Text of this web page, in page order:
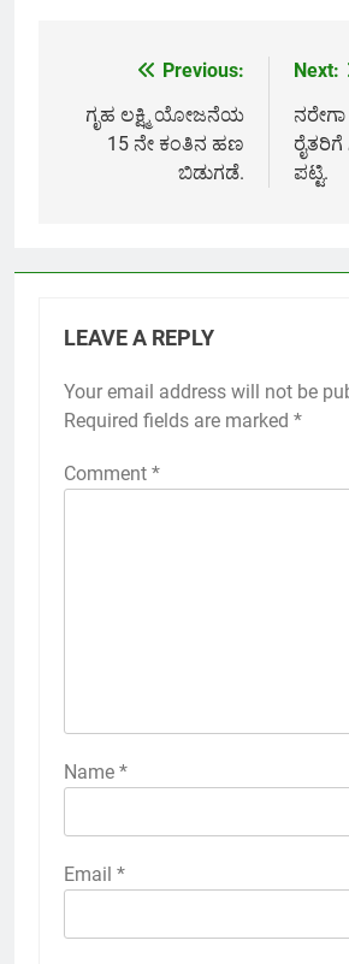
navigation
Previous:
ಗೃಹ ಲಕ್ಷ್ಮಿ ಯೋಜನೆಯ
15 ನೇ ಕಂತಿನ ಹಣ
ಬಿಡುಗಡೆ.
Next:
ಪಟ್ಟಿ.
LEAVE A REPLY
Your email address will not be
Required fields are marked *
Comment *
Name *
Email *